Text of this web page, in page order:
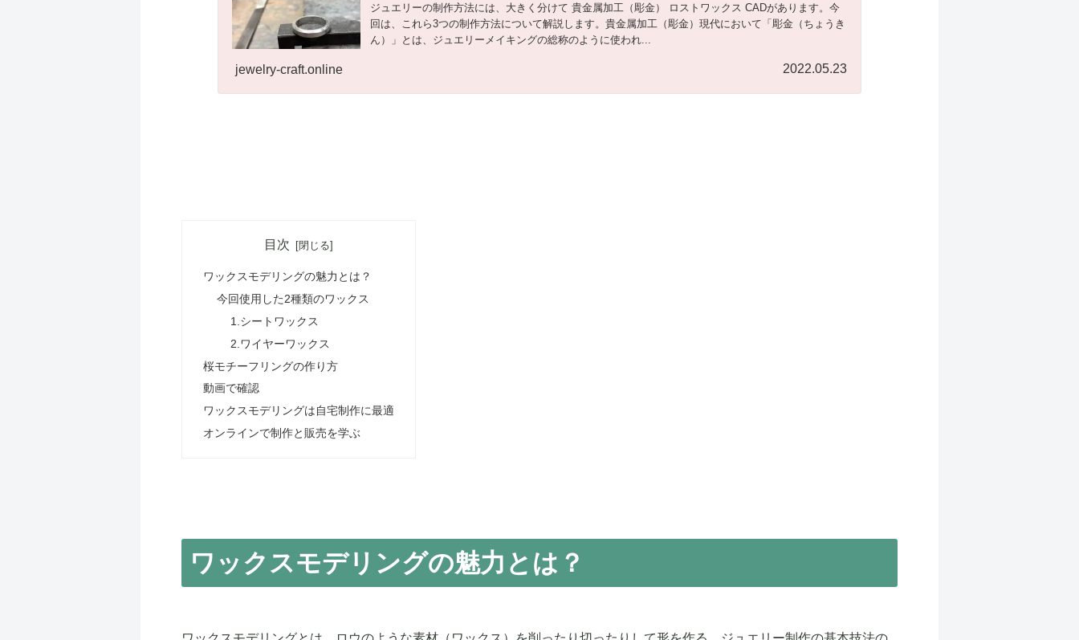
ジュエリーの制作方法には、大きく分けて 貴金属加工（彫金） ロストワックス CADがあります。今
回は、これら3つの制作方法について解説します。貴金属加工（彫金）現代において「彫金（ちょうき
ん）」とは、ジュエリーメイキングの総称のように使われ...
jewelry-craft.online 2022.05.23
目次
ワックスモデリングの魅力とは？
今回使用した2種類のワックス
1.シートワックス
2.ワイヤーワックス
桜モチーフリングの作り方
動画で確認
ワックスモデリングは自宅制作に最適
オンラインで制作と販売を学ぶ
ワックスモデリングの魅力とは？